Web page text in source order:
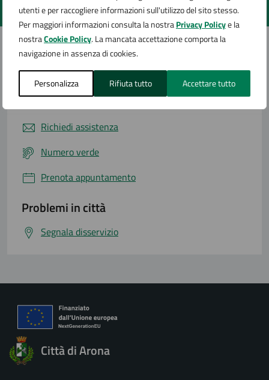
utenti e per raccogliere informazioni sull'utilizzo del sito stesso.
Per maggiori informazioni consulta la nostraPrivacy Policye la
nostraCookie Policy. La mancata accettazione comporta la
navigazione in assenza di cookies.
Personalizza Rifiuta tutto Accettare tutto
Valuta 5 stelle su 5
Valuta 4 stelle su 5
Valuta 3 stelle su 5
Valuta 2 stelle su 5
Valuta 1 stelle su 5
Contatta il comune
Leggi le domande frequenti
Richiedi assistenza
Numero verde
Prenota appuntamento
Problemi in città
Segnala disservizio
Città di Arona